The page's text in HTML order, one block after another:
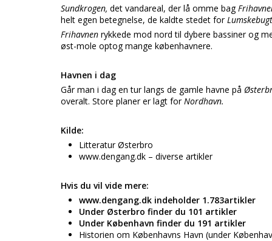
Sundkrogen, det vandareal, der lå omme bag
helt egen betegnelse, de kaldte stedet for
Frihavnen rykkede mod nord til dybere bassiner og
øst-mole optog mange københavnere.
Havnen i dag
Går man i dag en tur langs de gamle havne på
overalt. Store planer er lagt forNordhavn.
Kilde:
Litteratur Østerbro
www.dengang.dk – diverse artikler
Hvis du vil vide mere:
www.dengang.dk indeholder 1.783artikler
Under Østerbro finder du 101 artikler
Under København finder du 191 artikler
Historien om Københavns Havn (under